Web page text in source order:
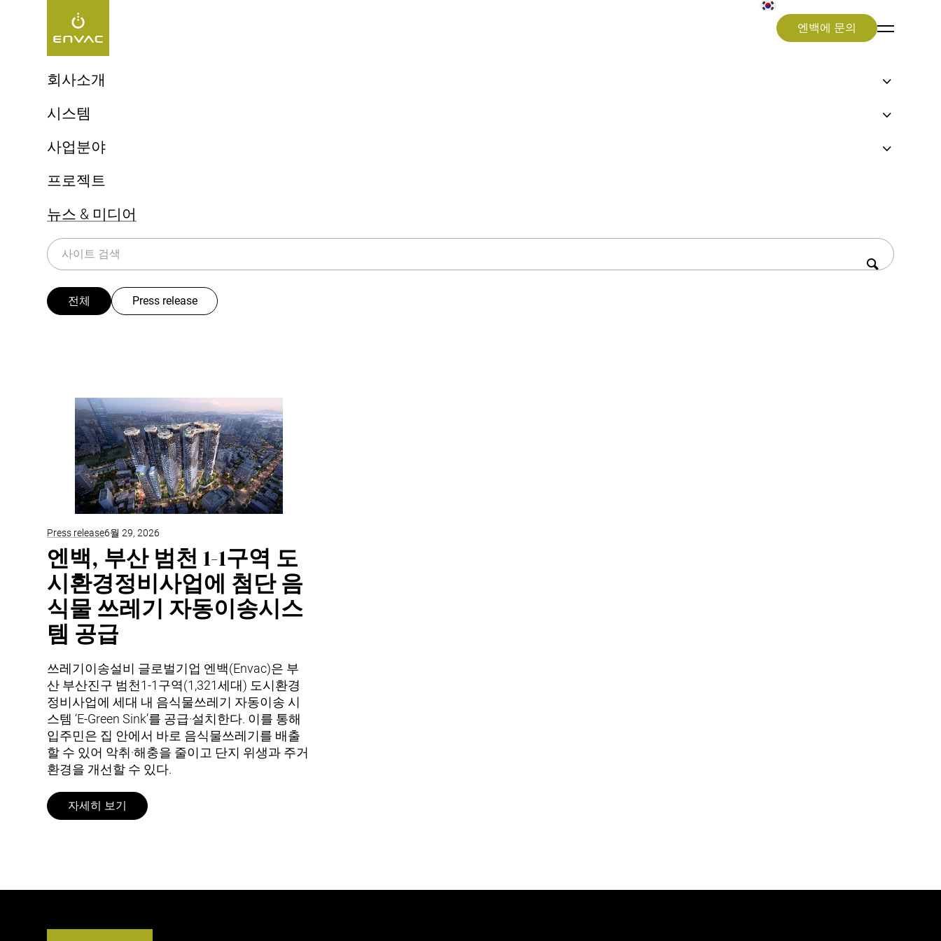
회사소개
엔백 ReFlow
엔백 UX 체험
시스템
상업용 키친시스템
의료 폐기물 시스템
사업분야
병원(Healthcare)
공항(Airports)
프로젝트
뉴스 & 미디어
엔백에 문의
Start >뉴스 & 미디어
[태그:]
비사업
전체 Press release
Press release6월 29, 2026
엔백, 부산 범천 1-1구역 도
시환경정비사업에 첨단 음
식물 쓰레기 자동이송시스
템 공급
쓰레기이송설비 글로벌기업 엔백(Envac)은 부
산 부산진구 범천1-1구역(1,321세대) 도시환경
정비사업에 세대 내 음식물쓰레기 자동이송 시
스템 ‘E-Green Sink’를 공급·설치한다. 이를 통해
입주민은 집 안에서 바로 음식물쓰레기를 배출
할 수 있어 악취·해충을 줄이고 단지 위생과 주거
환경을 개선할 수 있다.
자세히 보기